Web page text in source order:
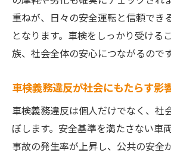
重ねが、日々の安全運転と信頼でき
となります。車検をしっかり受ける
族、社会全体の安心につながるのです
車検義務違反が社会にもたらす影
車検義務違反は個人だけでなく、社
ぼします。安全基準を満たさない車
事故の発生率が上昇し、公共の安全